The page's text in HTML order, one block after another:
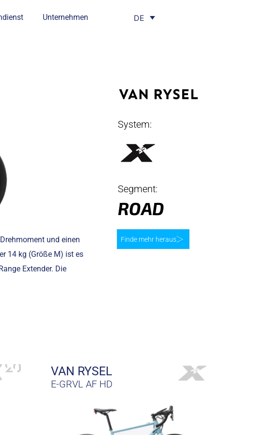
Unternehmen DE
und einen
14 kg (Größe M) ist es
Extender. Die
System:
Segment:
ROAD
Finde mehr heraus
VAN RYSEL
E-GRVL AF HD